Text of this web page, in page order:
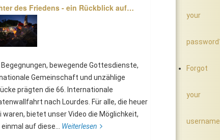
your
Forgot
your
des Friedens - ein Rückblick auf…
Begegnungen, bewegende Gottesdienste,
Gemeinschaft und unzählige
prägten die 66. Internationale
nach Lourdes. Für alle, die heuer
waren, bietet unser Video die Möglichkeit,
auf diese... Weiterlesen